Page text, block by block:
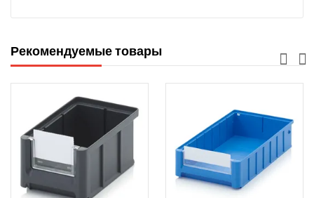
Рекомендуемые товары